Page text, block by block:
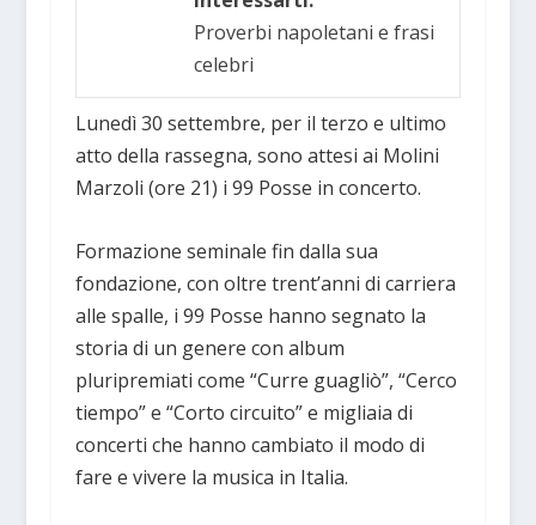
Proverbi napoletani e frasi
celebri
Lunedì 30 settembre, per il terzo e ultimo
atto della rassegna, sono attesi ai Molini
Marzoli (ore 21) i 99 Posse in concerto.
Formazione seminale fin dalla sua
fondazione, con oltre trent’anni di carriera
alle spalle, i 99 Posse hanno segnato la
storia di un genere con album
pluripremiati come “Curre guagliò”, “Cerco
tiempo” e “Corto circuito” e migliaia di
concerti che hanno cambiato il modo di
fare e vivere la musica in Italia.